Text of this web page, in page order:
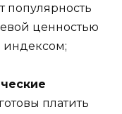
популярность
ценностью
платить